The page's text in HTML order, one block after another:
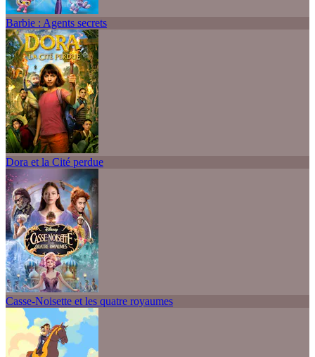
Barbie : Agents secrets
Dora et la Cité perdue
Casse-Noisette et les quatre royaumes